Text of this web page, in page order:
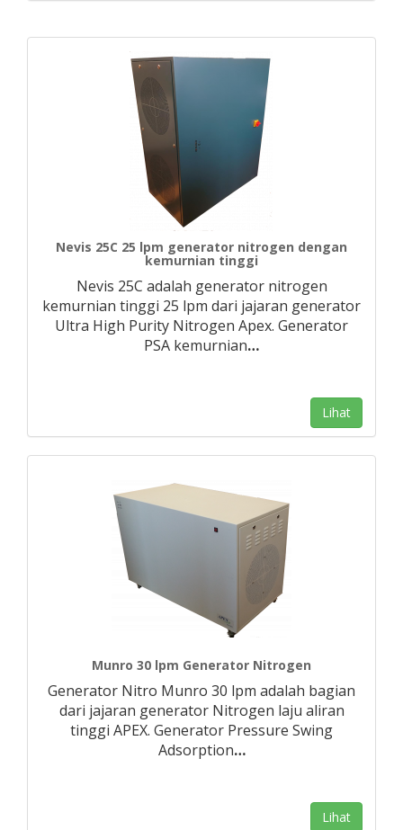
Nevis 25C 25 lpm generator nitrogen dengan
kemurnian tinggi
Nevis 25C adalah generator nitrogen
kemurnian tinggi 25 lpm dari jajaran generator
Ultra High Purity Nitrogen Apex. Generator
PSA kemurnian…
Lihat
Munro 30 lpm Generator Nitrogen
Generator Nitro Munro 30 lpm adalah bagian
dari jajaran generator Nitrogen laju aliran
tinggi APEX. Generator Pressure Swing
Adsorption…
Lihat